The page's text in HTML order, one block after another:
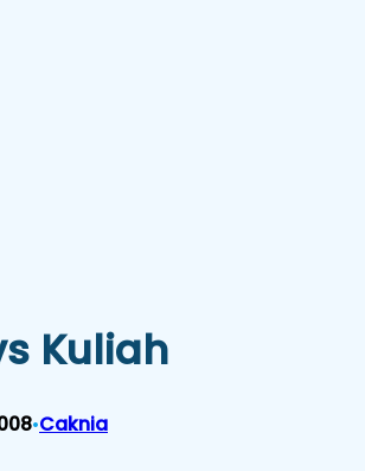
Kuliah
•Caknia